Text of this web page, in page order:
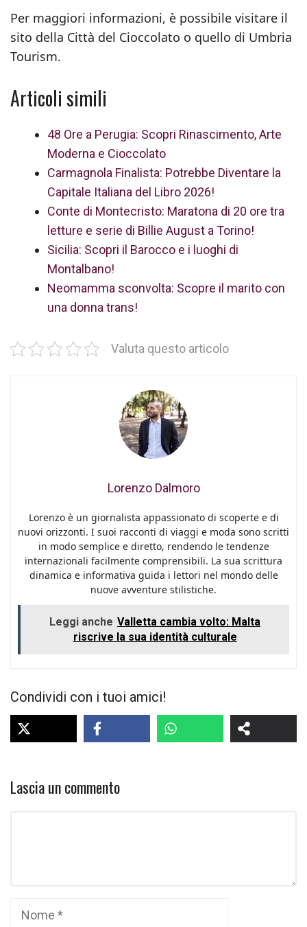
Per maggiori informazioni, è possibile visitare il
sito della Città del Cioccolato o quello di Umbria
Tourism.
Articoli simili
48 Ore a Perugia: Scopri Rinascimento, Arte
Moderna e Cioccolato
Carmagnola Finalista: Potrebbe Diventare la
Capitale Italiana del Libro 2026!
Conte di Montecristo: Maratona di 20 ore tra
letture e serie di Billie August a Torino!
Sicilia: Scopri il Barocco e i luoghi di
Montalbano!
Neomamma sconvolta: Scopre il marito con
una donna trans!
Valuta questo articolo
Lorenzo Dalmoro
Lorenzo è un giornalista appassionato di scoperte e di
nuovi orizzonti. I suoi racconti di viaggi e moda sono scritti
in modo semplice e diretto, rendendo le tendenze
internazionali facilmente comprensibili. La sua scrittura
dinamica e informativa guida i lettori nel mondo delle
nuove avventure stilistiche.
Leggi anche Valletta cambia volto: Malta
riscrive la sua identità culturale
Condividi con i tuoi amici!
Lascia un commento